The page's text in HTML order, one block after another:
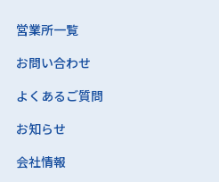
営業所一覧
お問い合わせ
よくあるご質問
お知らせ
会社情報